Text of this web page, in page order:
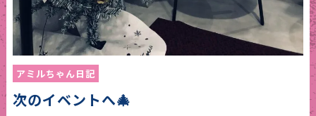
アミルちゃん日記
次のイベントへ🎄